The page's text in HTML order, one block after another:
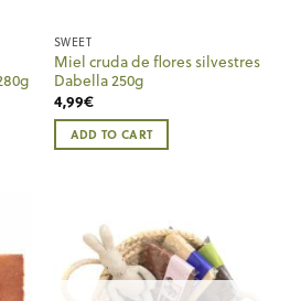
SWEET
Miel cruda de flores silvestres
Dabella 250g
4,99€
ADD TO CART